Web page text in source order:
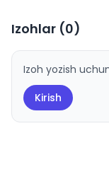
Izohlar (0)
Izoh yozish
Kirish